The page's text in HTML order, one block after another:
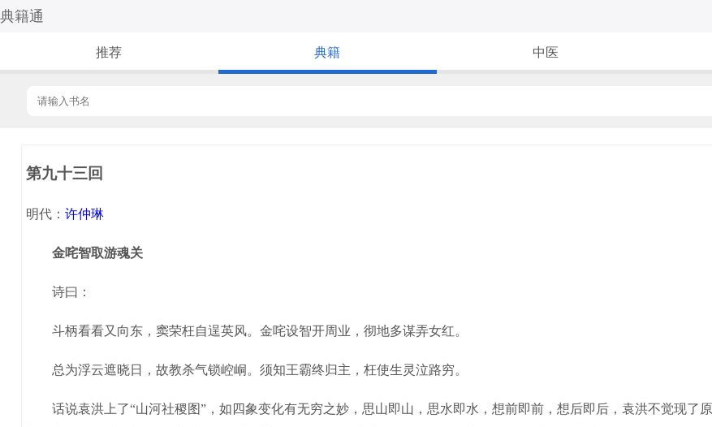
典籍通
推荐 典籍 中医
第九十三回
明代： 许仲琳
金咤智取游魂关
诗曰：
斗柄看看又向东，窦荣枉自逞英风。金咤设智开周业，彻地多谋弄女红。
总为浮云遮晓日，故教杀气锁崆峒。须知王霸终归主，枉使生灵泣路穷。
话说袁洪上了“山河社稷图”，如四象变化有无穷之妙，思山即山，思水即水，想前即前，想后即后，袁洪不觉现了